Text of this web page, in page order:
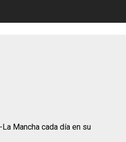
Mancha cada día en su